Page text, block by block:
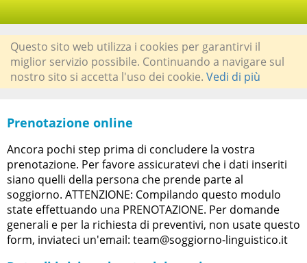
Questo sito web utilizza i cookies per garantirvi il
miglior servizio possibile. Continuando a navigare sul
nostro sito si accetta l'uso dei cookie. Vedi di più
Prenotazione online
Ancora pochi step prima di concludere la vostra
prenotazione. Per favore assicuratevi che i dati inseriti
siano quelli della persona che prende parte al
soggiorno. ATTENZIONE: Compilando questo modulo
state effettuando una PRENOTAZIONE. Per domande
generali e per la richiesta di preventivi, non usate questo
form, inviateci un'email: team@soggiorno-linguistico.it